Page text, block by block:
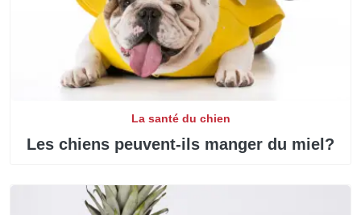
La santé du chien
Les chiens peuvent-ils manger du miel?